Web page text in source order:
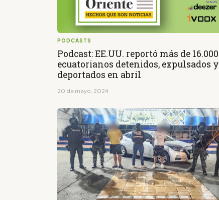
PODCASTS
Podcast: EE.UU. reportó más de 16.000
ecuatorianos detenidos, expulsados y
deportados en abril
20 de mayo, 2024